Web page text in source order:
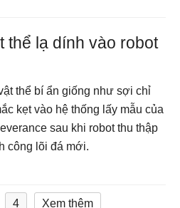
thể lạ dính vào robot
thể bí ẩn giống như sợi chỉ
kẹt vào hệ thống lấy mẫu của
sau khi robot thu thập
công lõi đá mới.
4 Xem thêm